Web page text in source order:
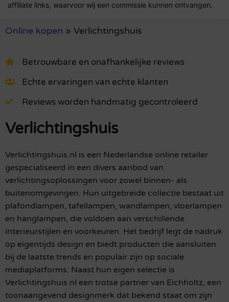
affiliate links, waarvoor wij een commissie kunnen ontvangen.
Online kopen » Verlichtingshuis
Betrouwbare en onafhankelijke reviews
Echte ervaringen van echte klanten
Reviews worden handmatig gecontroleerd
Verlichtingshuis
Verlichtingshuis.nl is een Nederlandse online retailer
gespecialiseerd in een divers aanbod van
verlichtingsoplossingen voor zowel binnen- als
buitenomgevingen. Hun uitgebreide collectie bestaat uit
plafondlampen, tafellampen, wandlampen, vloerlampen
en hanglampen, die voldoen aan verschillende
interieurstijlen en voorkeuren. Het bedrijf legt de nadruk
op eigentijds design en biedt producten die aansluiten
bij de laatste trends en populair zijn op sociale
mediaplatforms. Naast hun eigen selectie is
Verlichtingshuis.nl een trotse partner van Eichholtz, een
toonaangevend designmerk dat bekend staat om zijn